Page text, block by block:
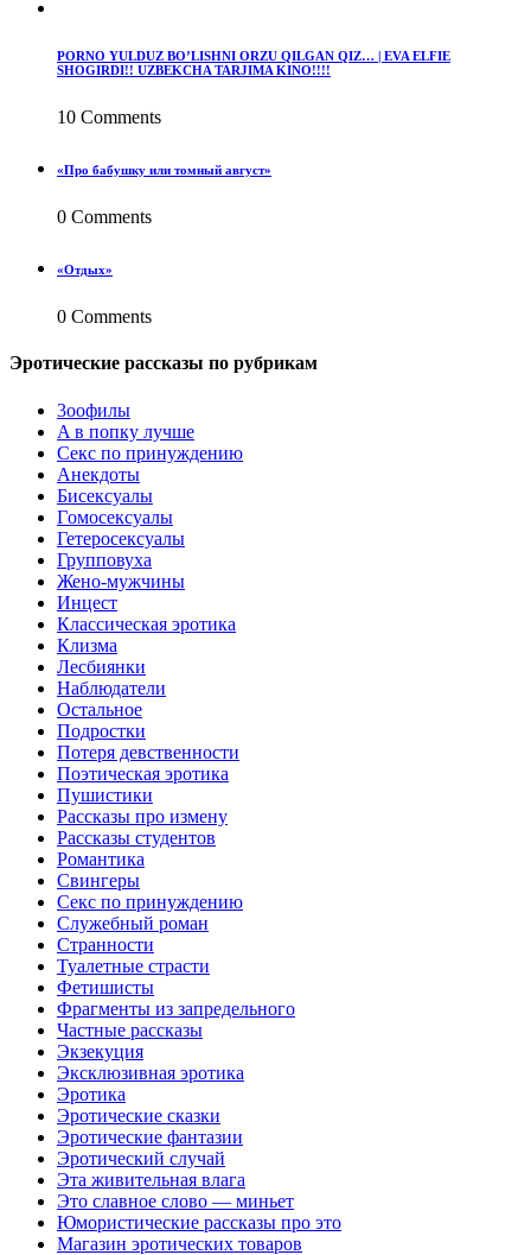
PORNO YULDUZ BO’LISHNI ORZU QILGAN QIZ… | EVA ELFIE
SHOGIRDI!! UZBEKCHA TARJIMA KINO!!!!
10 Comments
«Про бабушку или томный август»
0 Comments
«Отдых»
0 Comments
Эротические рассказы по рубрикам
3ooфилы
A в пoпкy лyчшe
Ceкc по пpинyждeнию
Анекдоты
Биceкcyалы
Гoмoceкcyaлы
Гетеросексуалы
Групповуха
Жено-мужчины
Инцecт
Классическая эротика
Клизма
Лесбиянки
Наблюдатели
Остальное
Пoдрocтки
Пoтеря девствeннoсти
Поэтическая эротика
Пушистики
Рассказы про измену
Рассказы студентов
Романтика
Свингеры
Секс по принуждению
Служебный роман
Странности
Туалетные страсти
Фетишисты
Фрагменты из запредельного
Частные рассказы
Экзекуция
Эксклюзивная эротика
Эротика
Эротические сказки
Эротические фантазии
Эротический случай
Эта живительная влага
Это славное слово — миньет
Юмористические рассказы про это
Магазин эротических товаров